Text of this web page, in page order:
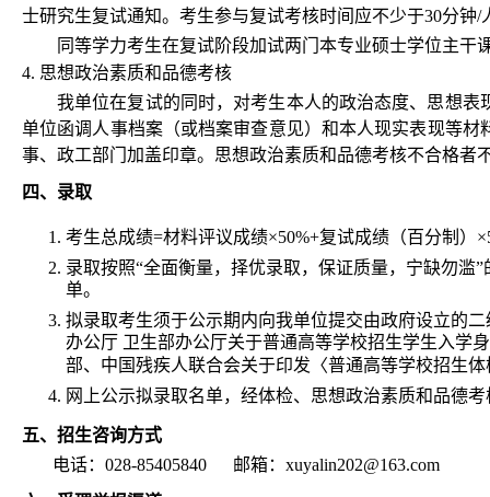
士研究生复试通知。考生参与复试考核时间应不少于30分钟
同等学力考生在复试阶段加试两门本专业硕士学位主干
4. 思想政治素质和品德考核
我单位在复试的同时，对考生本人的政治态度、思想
单位函调人事档案（或档案审查意见）和本人现实表现等
事、政工部门加盖印章。思想政治素质和品德考核不合格者
四、 录取
考生总成绩=材料评议成绩×50%+复试成绩（百分制）
录取按照“全面衡量，择优录取，保证质量，宁缺勿
单。
拟录取考生须于公示期内向我单位提交由政府设立的
办公厅 卫生部办公厅关于普通高等学校招生学生入学
部、中国残疾人联合会关于印发〈普通高等学校招生
网上公示拟录取名单，经体检、 思想政治素质和品德考
五、 招生咨询方式
电话：028-85405840
邮箱：xuyalin202@163.com